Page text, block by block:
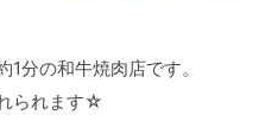
1分の和牛焼肉店です。
られます☆